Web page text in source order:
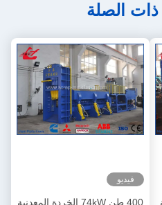
ذات الصلة
فيديو
400 طن 74kW الخردة المعدنية